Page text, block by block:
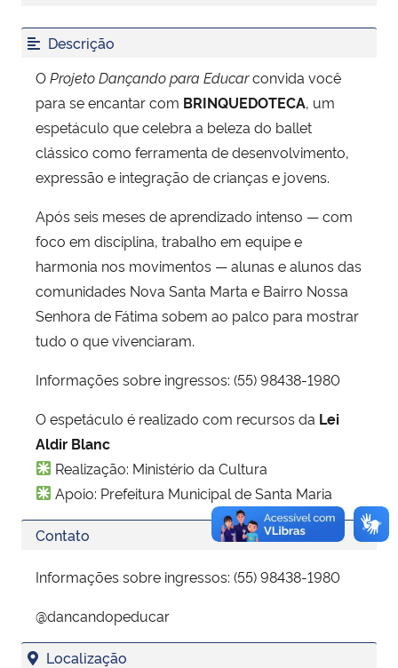
Secretaria-Geral
Secretaria de Governo
Gabinete de Segurança Institucional
Advocacia-Geral da União
Banco Central do Brasil
Planalto
Descrição
OProjeto Dançando para Educarconvida você
para se encantar com BRINQUEDOTECA, um
espetáculo que celebra a beleza do ballet
clássico como ferramenta de desenvolvimento,
expressão e integração de crianças e jovens.
Após seis meses de aprendizado intenso — com
foco em disciplina, trabalho em equipe e
harmonia nos movimentos — alunas e alunos das
comunidades Nova Santa Marta e Bairro Nossa
Senhora de Fátima sobem ao palco para mostrar
tudo o que vivenciaram.
Informações sobre ingressos: (55) 98438-1980
O espetáculo é realizado com recursos da Lei
Aldir Blanc
Realização: Ministério da Cultura
Apoio: Prefeitura Municipal de Santa Maria
Contato
Informações sobre ingressos: (55) 98438-1980
@dancandopeducar
Localização